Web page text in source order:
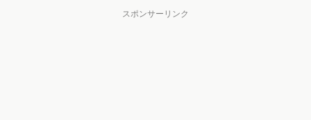
スポンサーリンク